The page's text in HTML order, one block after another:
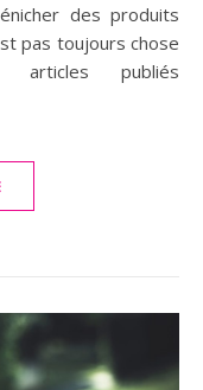
des produits
pas toujours chose
articles publiés